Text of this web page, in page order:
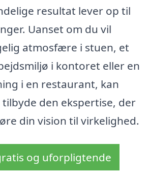
resultat lever op til
Uanset om du vil
atmosfære i stuen, et
i kontoret eller en
i en restaurant, kan
den ekspertise, der
din vision til virkelighed.
og uforpligtende